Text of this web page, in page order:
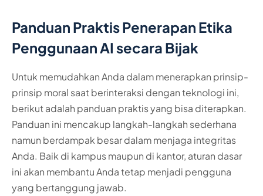
Panduan Praktis Penerapan Etika
Penggunaan AI secara Bijak
Untuk memudahkan Anda dalam menerapkan prinsip-
prinsip moral saat berinteraksi dengan teknologi ini,
berikut adalah panduan praktis yang bisa diterapkan.
Panduan ini mencakup langkah-langkah sederhana
namun berdampak besar dalam menjaga integritas
Anda. Baik di kampus maupun di kantor, aturan dasar
ini akan membantu Anda tetap menjadi pengguna
yang bertanggung jawab.